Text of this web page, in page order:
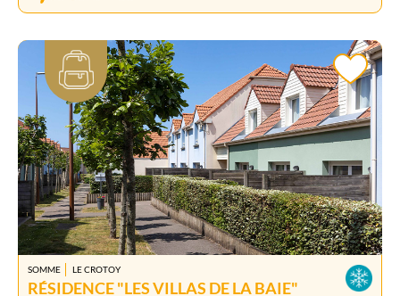
SOMME LE CROTOY
RÉSIDENCE "LES VILLAS DE LA BAIE"